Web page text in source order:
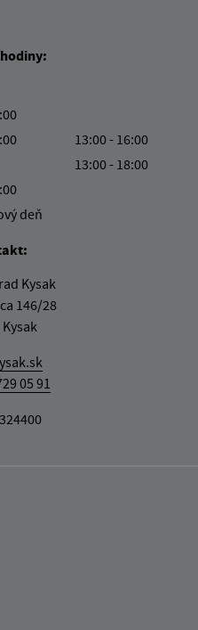
13:00 - 16:00
13:00 - 18:00
deň
Kysak
146/28
05 91